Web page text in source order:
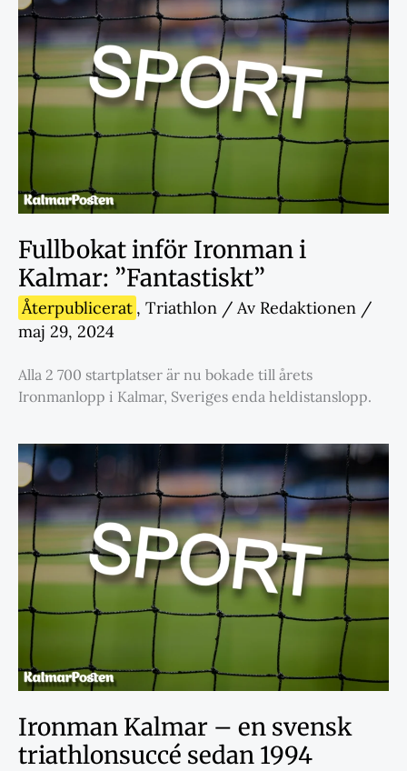
Fullbokat inför Ironman i
Kalmar: ”Fantastiskt”
Återpublicerat , Triathlon / Av Redaktionen /
maj 29, 2024
Alla 2 700 startplatser är nu bokade till årets
Ironmanlopp i Kalmar, Sveriges enda heldistanslopp.
Ironman Kalmar – en svensk
triathlonsuccé sedan 1994